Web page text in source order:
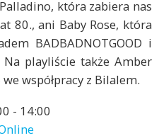
która zabiera nas
80., ani Baby Rose, która
BADBADNOTGOOD i
Na playliście także Amber
współpracy z Bilalem.
- 14:00